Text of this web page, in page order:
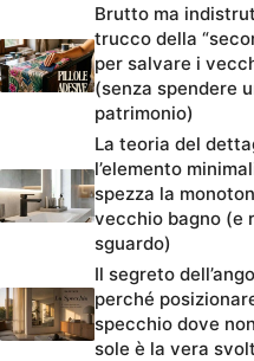
Brutto ma
trucco della
per salvare i
(senza spendere
patrimonio)
La teoria del
l’elemento
spezza la
vecchio bagno (e
sguardo)
Il segreto
perché
specchio dove
sole è la vera